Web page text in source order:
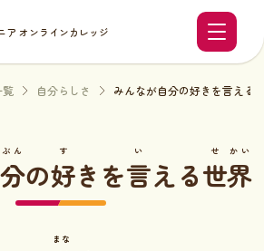
ア オンラインカレッジ
覧 自分らしさ みんなが自分の好きを言える
分
ぶん
の好
す
きを言
い
える世
せ
界
かい
まな